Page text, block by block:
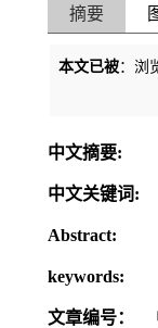
摘要
本文已被：浏
中文摘要:
中文关键词:
Abstract:
keywords:
文章编号：